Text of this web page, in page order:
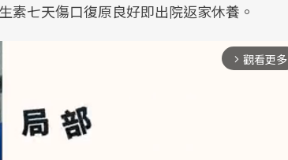
素七天傷口復原良好即出院返家休養。
arrow_forward_ios 觀看更多